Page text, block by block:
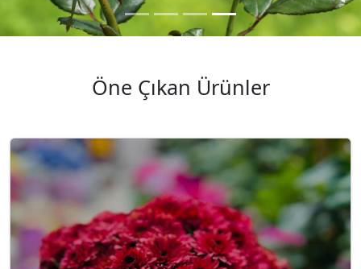
Öne Çıkan Ürünler